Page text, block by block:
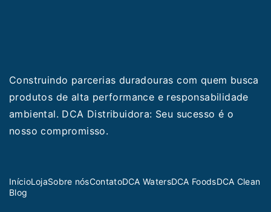
Construindo parcerias duradouras com quem busca
produtos de alta performance e responsabilidade
ambiental. DCA Distribuidora: Seu sucesso é o
nosso compromisso.
InícioLojaSobre nósContatoDCA WatersDCA FoodsDCA Clean
Blog